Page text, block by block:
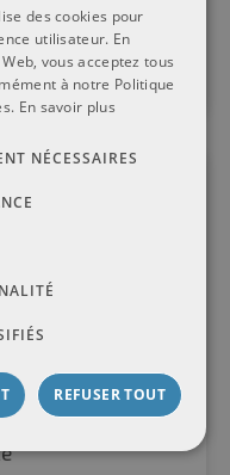
des cookies pour
utilisateur. En
vous acceptez tous
à notre Politique
En savoir plus
NÉCESSAIRES
REFUSER TOUT